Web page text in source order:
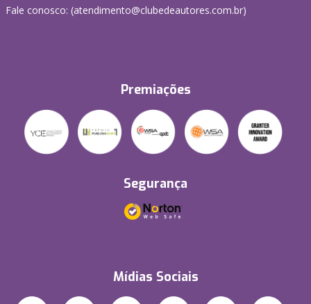
Fale conosco: (atendimento@clubedeautores.com.br)
Premiações
Segurança
Mídias Sociais